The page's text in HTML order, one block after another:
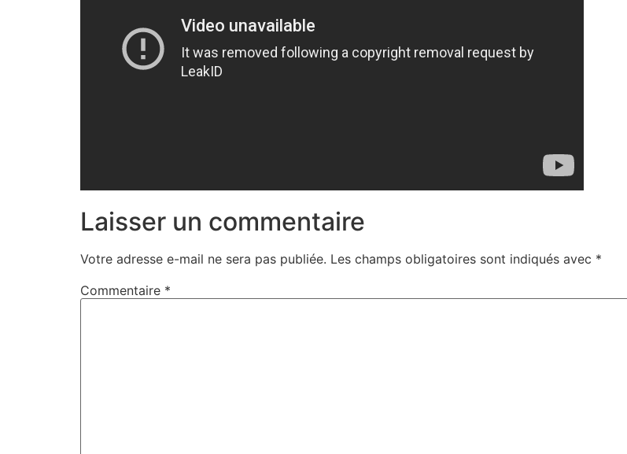
Laisser un commentaire
Votre adresse e-mail ne sera pas publiée. Les champs obligatoires sont indiqués avec *
Commentaire *